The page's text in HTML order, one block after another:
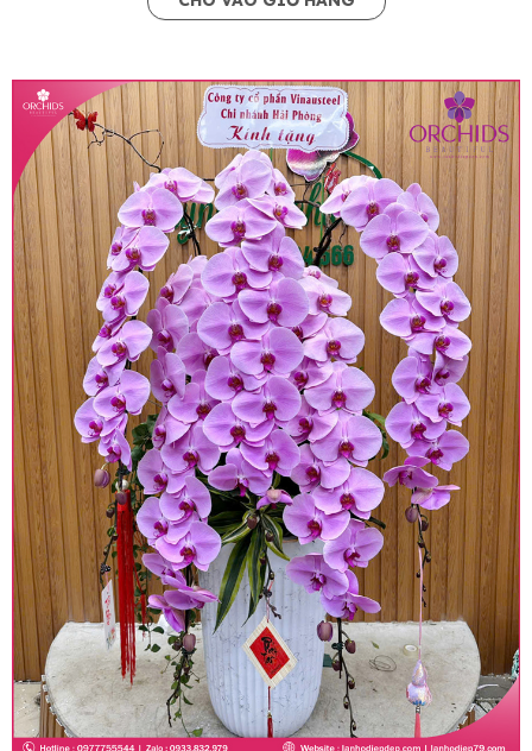
• Giá trên website chưa bao gồm thuế giá trị gia
• Giá trên được miễn ship giao trong nội thành,
miễn phí in thiệp - banner theo yêu cầu khách
hàng.
• Beautiful Orchids liên kết với các cửa hàng
trên toàn quốc để phục vụ giao hoa tận nơi, mỗi
khu vực sẽ có mức giá khác nhau (tùy vào chi
phí mặt bằng, nguyên vật liệu,..) nên giá có thể sẽ
thay đổi so với giá niêm yết trên website. Khách
hàng ở Tỉnh thành khác vui lòng chủ động hỏi lại
giá trước khi đặt hàng, shop sẽ chủ động báo giá
chính xác khi có địa chỉ giao hàng cụ thể.